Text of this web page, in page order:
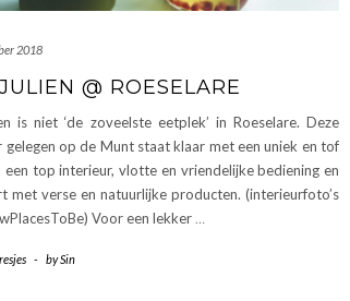
2018
@ ROESELARE
is niet ‘de zoveelste eetplek’ in Roeselare. Deze
gelegen op de Munt staat klaar met een uniek en tof
een top interieur, vlotte en vriendelijke bediening en
met verse en natuurlijke producten. (interieurfoto’s
Voor een lekker…
- bySin